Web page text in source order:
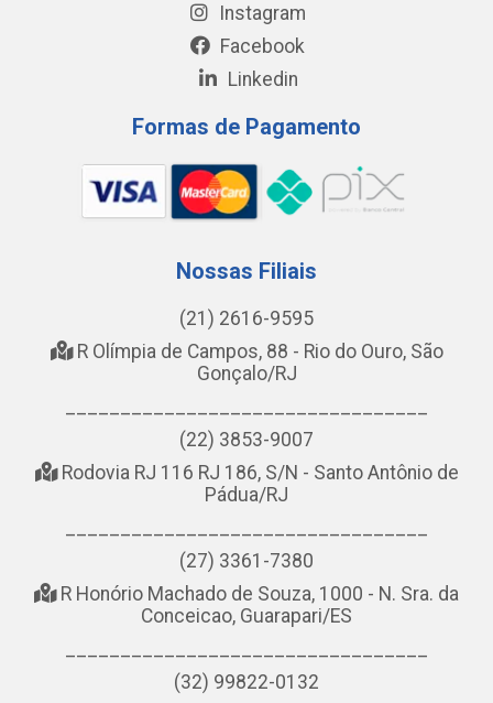
Instagram
Facebook
Linkedin
Formas de Pagamento
Nossas Filiais
(21) 2616-9595
R Olímpia de Campos, 88 - Rio do Ouro, São
Gonçalo/RJ
(22) 3853-9007
Rodovia RJ 116 RJ 186, S/N - Santo Antônio de
Pádua/RJ
(27) 3361-7380
R Honório Machado de Souza, 1000 - N. Sra. da
Conceicao, Guarapari/ES
(32) 99822-0132